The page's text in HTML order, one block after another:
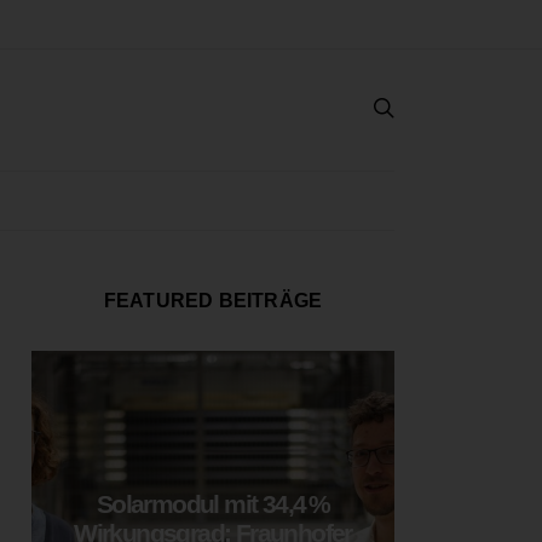
FEATURED BEITRÄGE
Solarmodul mit 34,4 %
Wirkungsgrad: Fraunhofer